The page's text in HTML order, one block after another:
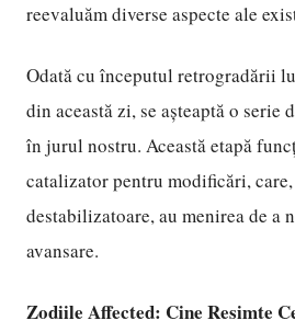
reevaluăm diverse aspecte ale
Odată cu începutul retrogradării
din această zi, se așteaptă o serie
în jurul nostru. Această etapă
catalizator pentru modificări,
destabilizatoare, au menirea de a
avansare.
Zodiile Affected: Cine Resimte